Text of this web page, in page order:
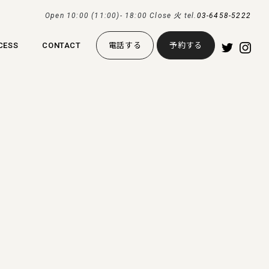
Open 10:00 (11:00)- 18:00 Close 火 tel. 03-6458-5222
CONTACT 電話する 予約する